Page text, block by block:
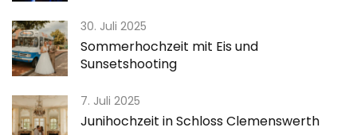
30. Juli 2025
Sommerhochzeit mit Eis und
Sunsetshooting
7. Juli 2025
Junihochzeit in Schloss Clemenswerth